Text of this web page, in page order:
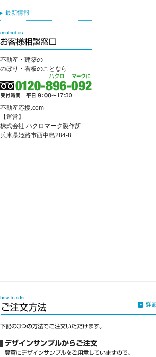
最新情報
不動産・建築の
のぼり・看板のことなら
不動産応援.com
【運営】
株式会社 ハクロマーク製作所
兵庫県姫路市西中島284-8